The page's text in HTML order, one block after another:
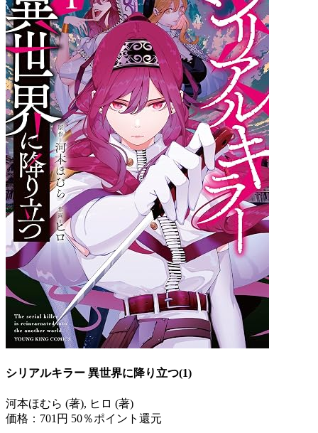
シリアルキラー 異世界に降り立つ(1)
河本ほむら (著), ヒロ (著)
価格：701円 50％ポイント還元